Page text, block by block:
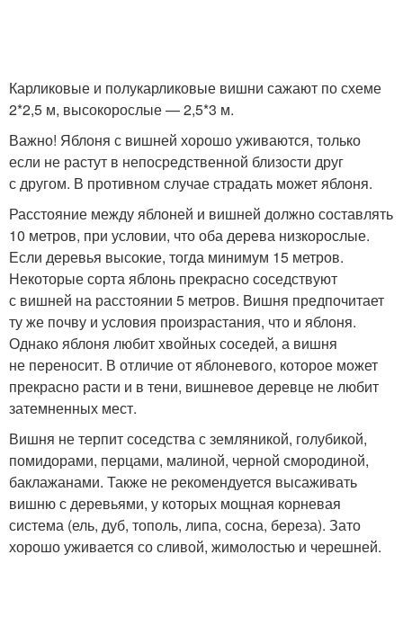
Карликовые и полукарликовые вишни сажают по схеме
2*2,5 м, высокорослые — 2,5*3 м.
Важно! Яблоня с вишней хорошо уживаются, только
если не растут в непосредственной близости друг
с другом. В противном случае страдать может яблоня.
Расстояние между яблоней и вишней должно составлять
10 метров, при условии, что оба дерева низкорослые.
Если деревья высокие, тогда минимум 15 метров.
Некоторые сорта яблонь прекрасно соседствуют
с вишней на расстоянии 5 метров. Вишня предпочитает
ту же почву и условия произрастания, что и яблоня.
Однако яблоня любит хвойных соседей, а вишня
не переносит. В отличие от яблоневого, которое может
прекрасно расти и в тени, вишневое деревце не любит
затемненных мест.
Вишня не терпит соседства с земляникой, голубикой,
помидорами, перцами, малиной, черной смородиной,
баклажанами. Также не рекомендуется высаживать
вишню с деревьями, у которых мощная корневая
система (ель, дуб, тополь, липа, сосна, береза). Зато
хорошо уживается со сливой, жимолостью и черешней.